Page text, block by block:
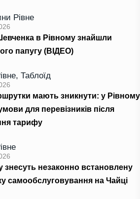
Рівне
в Рівному знайшли
папугу (ВІДЕО)
, Таблоїд
мають зникнути: у Рівному
для перевізників після
тарифу
знесуть незаконно встановлену
самообслуговування на Чайці